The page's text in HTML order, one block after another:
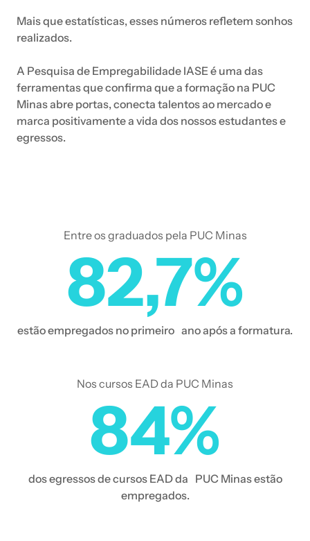
Mais que estatísticas, esses números refletem sonhos
realizados.
A Pesquisa de Empregabilidade IASE é uma das
ferramentas que confirma que a formação na PUC
Minas abre portas, conecta talentos ao mercado e
marca positivamente a vida dos nossos estudantes e
egressos.
Entre os graduados pela PUC Minas
82,7%
estão empregados no primeiro ano após a formatura.
Nos cursos EAD da PUC Minas
84%
dos egressos de cursos EAD da PUC Minas estão
empregados.